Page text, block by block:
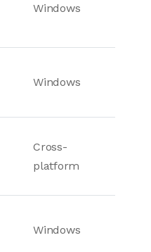
Windows
Windows
Cross-
platform
Windows